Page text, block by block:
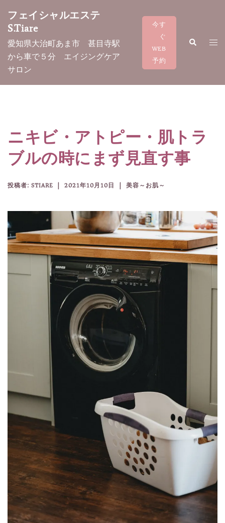
ス
フェイシャルエステ
S.Tiare
愛知県大治町あま市 甚目寺駅
から車で５分 エイジングケア
サロン
今す
ぐ
WEB
予約
検
索
ト
ニキビ・アトピー・肌トラ
ブルの時にまず見直す事
投稿者: STIARE 2021年10月10日 美容～お肌～